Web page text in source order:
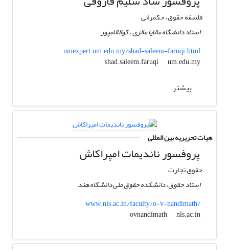
فلسفه حقوق، حکمرانی
استاد دانشگاه مالایا مالزی ، کوالالامپور
umexpert.um.edu.my/shad-saleem-faruqi.html
shad.saleem.faruqi
um.edu.my
بیشتر
هیات تحریریه بین المللی
پروفسور ناندیمات امپراکاش
حقوق تجارت
استاد حقوق، دانشکده حقوق ملی دانشگاه هند
www.nls.ac.in/faculty/o-v-nandimath/
ovnandimath
nls.ac.in